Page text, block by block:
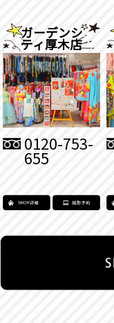
ガーデンシ
ティ厚木店
0120-753-
655